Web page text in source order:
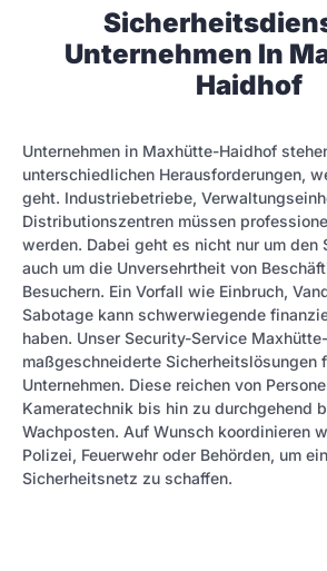
Unternehmen In
Haidhof
Unternehmen in Maxhütte-Haidhof
unterschiedlichen Herausforderungen,
geht. Industriebetriebe,
Distributionszentren müssen
werden. Dabei geht es nicht nur um den
auch um die Unversehrtheit von
Besuchern. Ein Vorfall wie Einbruch,
Sabotage kann schwerwiegende
haben. Unser Security-Service
maßgeschneiderte Sicherheitslösungen
Unternehmen. Diese reichen von
Kameratechnik bis hin zu durchgehend
Wachposten. Auf Wunsch koordinieren
Polizei, Feuerwehr oder Behörden, um
Sicherheitsnetz zu schaffen.